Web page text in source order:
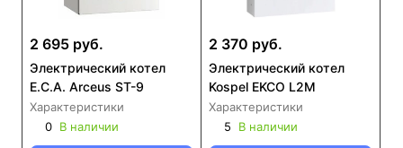
2 695 руб.
Электрический котел
E.C.A. Arceus ST-9
Характеристики
0 В наличии
2 370 руб.
Электрический котел
Kospel EKCO L2M
Характеристики
5
В наличии